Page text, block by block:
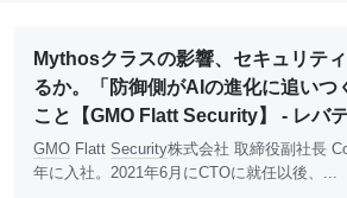
Mythosクラスの影響、セキュリテ
るか。「防御側がAIの進化に追いつ
こと【GMO Flatt Security】 - レバ
GMO Flatt Security株式会社 取締役副社長
年に入社。2021年6月にCTOに就任以後、...